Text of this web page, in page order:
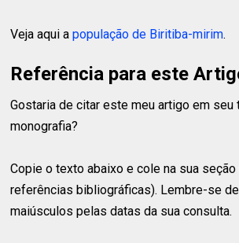
Veja aqui apopulação de Biritiba-mirim.
Referência para este
Gostaria de citar este meu artigo em seu
monografia?
Copie o texto abaixo e cole na sua
referências bibliográficas). Lembre-se
maiúsculos pelas datas da sua consulta.